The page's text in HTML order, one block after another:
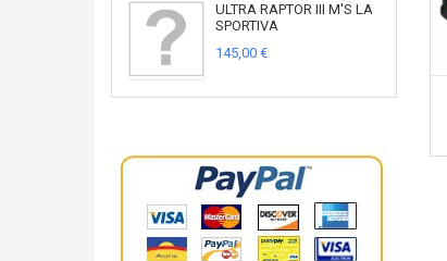
ULTRA RAPTOR III M'S LA
SPORTIVA
145,00 €